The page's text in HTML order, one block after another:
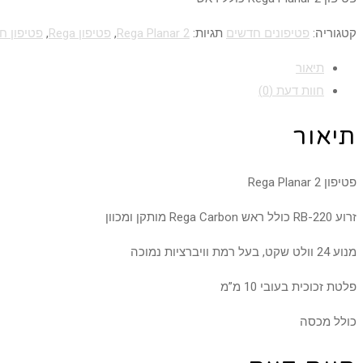
קטגוריה: פטיפונים חדשים תגיות: Rega Planar 2
, פטיפון Rega , פטיפון
תיאור
חוות דעת (0)
תיאור
פטיפון Rega Planar 2
זרוע RB-220 כולל ראש Rega Carbon מותקן ומכוון
מנוע 24 וולט שקט, בעל רמת וויברציות נמוכה
פלטת זכוכית בעובי 10 מ”מ
כולל מכסה